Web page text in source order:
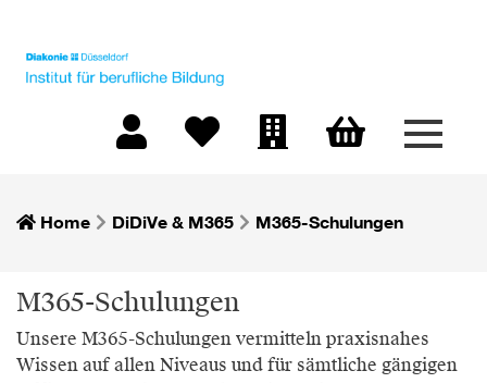
Menü
Home DiDiVe & M365 M365-Schulungen
M365-Schulungen
Unsere M365-Schulungen vermitteln praxisnahes
Wissen auf allen Niveaus und für sämtliche gängigen